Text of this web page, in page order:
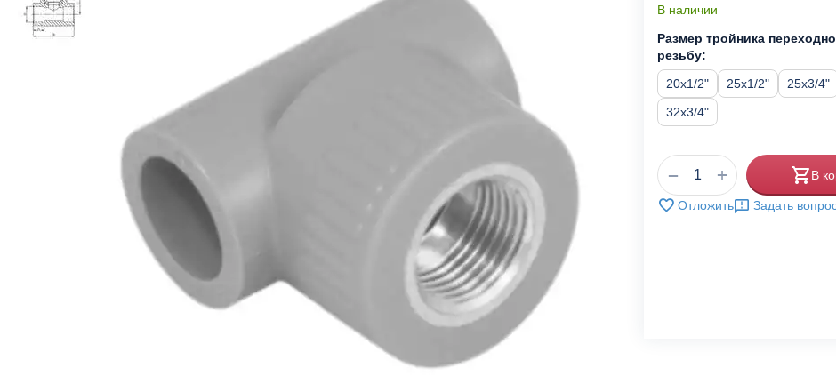
В наличии
Размер тройника
резьбу:
20x1/2"
25x1/2" 25x3/4"
32x3/4"
+
− В
Отложить Задать